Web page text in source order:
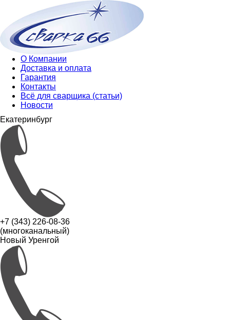
О Компании
Доставка и оплата
Гарантия
Контакты
Всё для сварщика (статьи)
Новости
Екатеринбург
+7 (343) 226-08-36
(многоканальный)
Новый Уренгой